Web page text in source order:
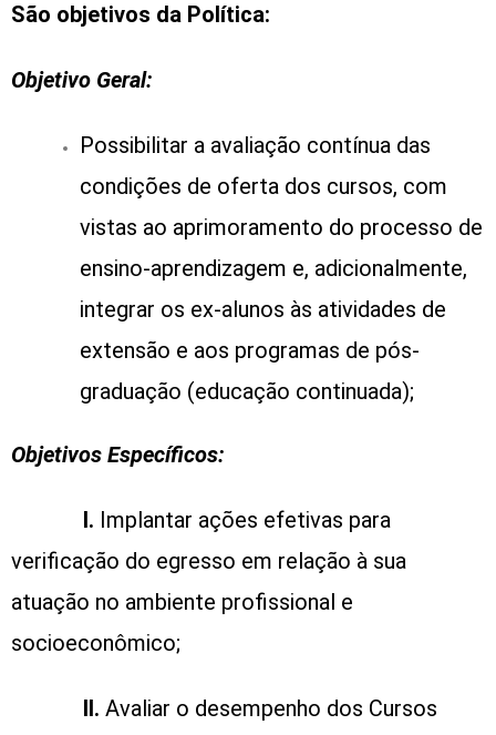
São objetivos da Política:
Objetivo Geral:
Possibilitar a avaliação contínua das
condições de oferta dos cursos, com
vistas ao aprimoramento do processo de
ensino-aprendizagem e, adicionalmente,
integrar os ex-alunos às atividades de
extensão e aos programas de pós-
graduação (educação continuada);
Objetivos Específicos:
I. Implantar ações efetivas para
verificação do egresso em relação à sua
atuação no ambiente profissional e
socioeconômico;
II. Avaliar o desempenho dos Cursos